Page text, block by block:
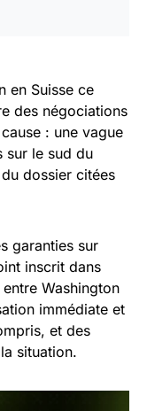
en Suisse ce
des négociations
: une vague
sur le sud du
dossier citées
garanties sur
inscrit dans
Washington
immédiate et
et des
situation.